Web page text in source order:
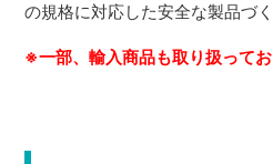
の規格に対応した安全な製品づ
※一部、輸入商品も取り扱ってお